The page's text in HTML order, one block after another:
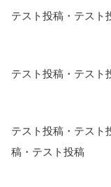
テスト投稿・テス
テスト投稿・テスト
テスト投稿・テスト
稿・テスト投稿